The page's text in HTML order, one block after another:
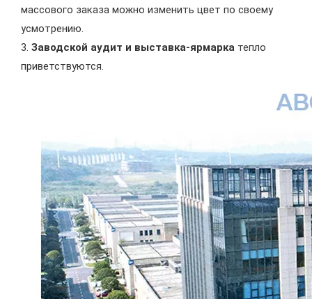
массового заказа можно изменить цвет по своему
усмотрению.
3. Заводской аудит и выставка-ярмарка тепло
приветствуются.